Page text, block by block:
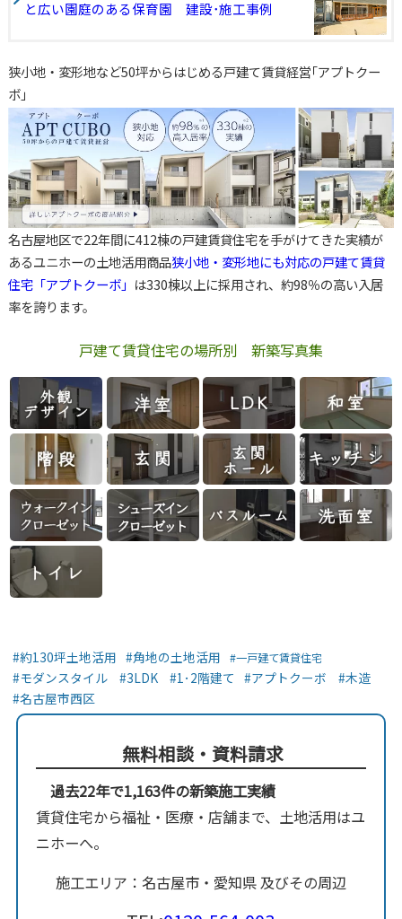
と広い園庭のある保育園 建設･施工事例
狭小地・変形地など50坪からはじめる戸建て賃貸経営｢アプトクー
ボ｣
名古屋地区で22年間に412棟の戸建賃貸住宅を手がけてきた実績が
あるユニホーの土地活用商品狭小地・変形地にも対応の戸建て賃貸
住宅「アプトクーボ」 は330棟以上に採用され、約98％の高い入居
率を誇ります。
戸建て賃貸住宅の場所別 新築写真集
約130坪土地活用 角地の土地活用 一戸建て賃貸住宅
モダンスタイル 3LDK 1･2階建て アプトクーボ
木造
名古屋市西区
無料相談・資料請求
過去22年で1,163件の新築施工実績
賃貸住宅から福祉・医療・店舗まで、土地活用はユ
ニホーへ。
施工エリア：名古屋市・愛知県 及びその周辺